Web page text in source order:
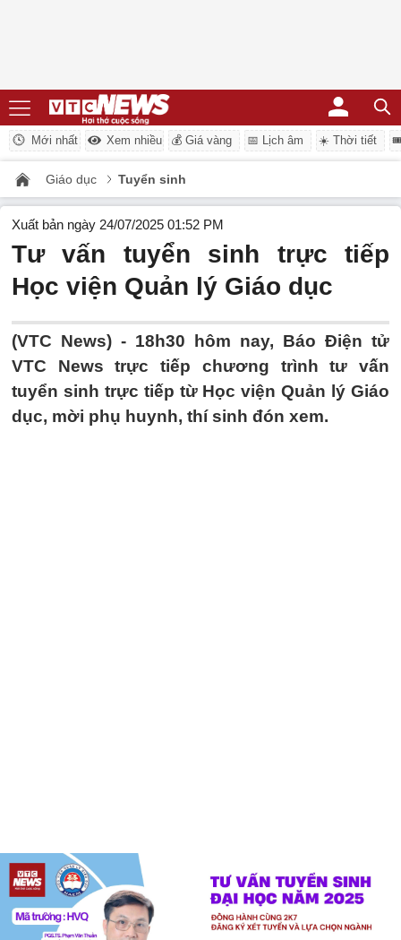
Mới nhất Xem nhiều 💰 Giá vàng 📅 Lịch âm ☀️ Thời tiết
Giáo dục Tuyển sinh
Xuất bản ngày 24/07/2025 01:52 PM
Tư vấn tuyển sinh trực tiếp
Học viện Quản lý Giáo dục
(VTC News) - 18h30 hôm nay, Báo Điện tử
VTC News trực tiếp chương trình tư vấn
tuyển sinh trực tiếp từ Học viện Quản lý Giáo
dục, mời phụ huynh, thí sinh đón xem.